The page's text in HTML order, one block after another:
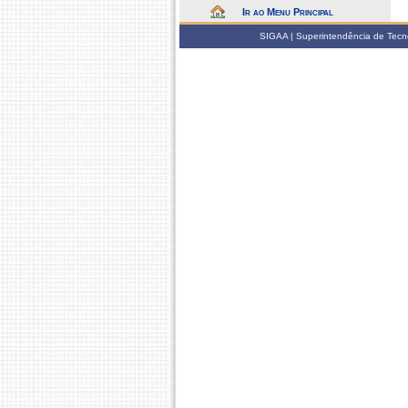
Ir ao Menu Principal
SIGAA | Superintendência de